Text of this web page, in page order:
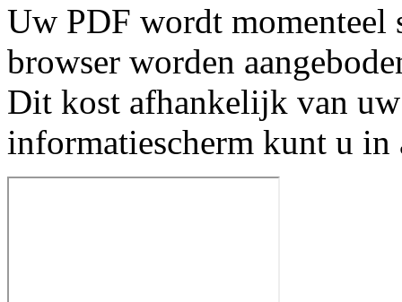
Uw PDF wordt momenteel
browser worden
Dit kost afhankelijk van
informatiescherm kunt u